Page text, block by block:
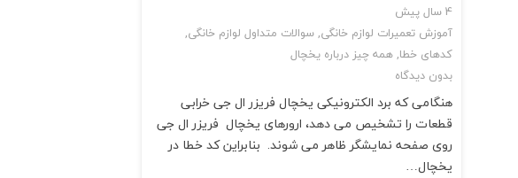
4 سال پیش
آموزش تعمیرات لوازم خانگی,سوالات متداول لوازم خانگی,
کدهای خطا,همه چیز درباره یخچال
بدون دیدگاه
هنگامی که برد الکترونیکی یخچال فریزر ال جی خرابی
قطعات را تشخیص می دهد، ارورهای یخچال فریزر ال جی
روی صفحه نمایشگر ظاهر می شوند. بنابراین کد خطا در
یخچال…